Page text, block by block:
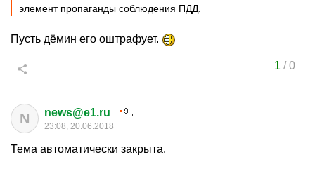
элемент пропаганды соблюдения ПДД.
Пусть дёмин его оштрафует.
1 /0
N news@e1.ru
23:08, 20.06.2018
Тема автоматически закрыта.